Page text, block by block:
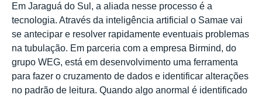
Em Jaraguá do Sul, a aliada nesse processo é a
tecnologia. Através da inteligência artificial o Samae vai
se antecipar e resolver rapidamente eventuais problemas
na tubulação. Em parceria com a empresa Birmind, do
grupo WEG, está em desenvolvimento uma ferramenta
para fazer o cruzamento de dados e identificar alterações
no padrão de leitura. Quando algo anormal é identificado